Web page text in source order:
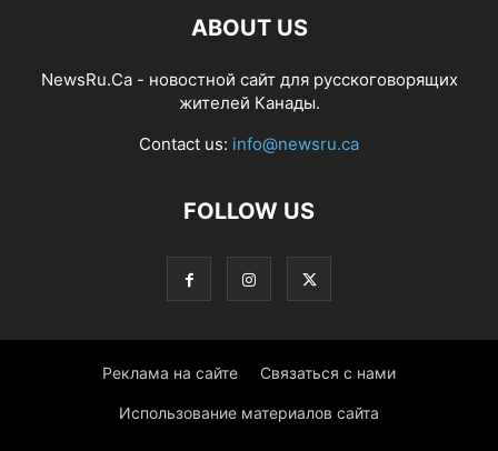
ABOUT US
NewsRu.Ca - новостной сайт для русскоговорящих
жителей Канады.
Contact us: info@newsru.ca
FOLLOW US
Реклама на сайте Связаться с нами
Использование материалов сайта